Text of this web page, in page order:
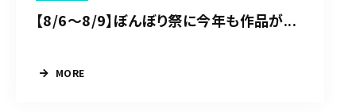
【8/6〜8/9】ぼんぼり祭に今年も作品が...
MORE